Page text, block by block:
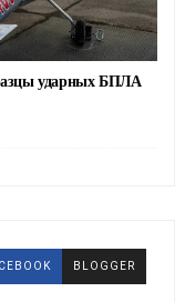
ударных БПЛА
BLOGGER